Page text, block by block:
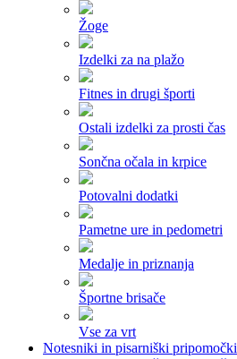
Žoge
Izdelki za na plažo
Fitnes in drugi športi
Ostali izdelki za prosti čas
Sončna očala in krpice
Potovalni dodatki
Pametne ure in pedometri
Medalje in priznanja
Športne brisače
Vse za vrt
Notesniki in pisarniški pripomočki